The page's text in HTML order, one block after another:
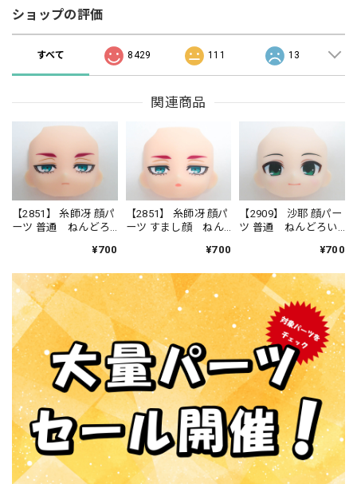
ショップの評価
すべて 8429 111 13
関連商品
【2851】 糸師冴 顔パ
ーツ 普通 ねんどろ
¥700
【2851】 糸師冴 顔パ
ーツ すまし顔 ねん
¥700
【2909】 沙耶 顔パー
ツ 普通 ねんどろい
¥700